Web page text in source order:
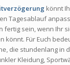
könnt
Tagesablauf
fertig sein, wenn Ihr
könnt. Für Euch
die stundenlang in
Kleidung,